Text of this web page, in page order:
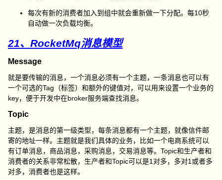
每次有新的消费者加入到组中就会重新做一下分配。每10秒
自动做一次负载均衡。
21、RocketMq消息模型
Message
就是要传输的消息，一个消息必须有一个主题，一条消息也可以有
一个可选的Tag（标签）和额外的键值对，可以用来设置一个业务的
key，便于开发中在broker服务端查找消息。
Topic
主题，是消息的第一级类型，每条消息都有一个主题，就像信件邮
寄的地址一样。主题就是我们具体的业务，比如一个电商系统可以
有订单消息，商品消息，采购消息，交易消息等。Topic和生产者和
消费者的关系非常松散，生产者和Topic可以是1对多，多对1或者多
对多，消费者也是这样。